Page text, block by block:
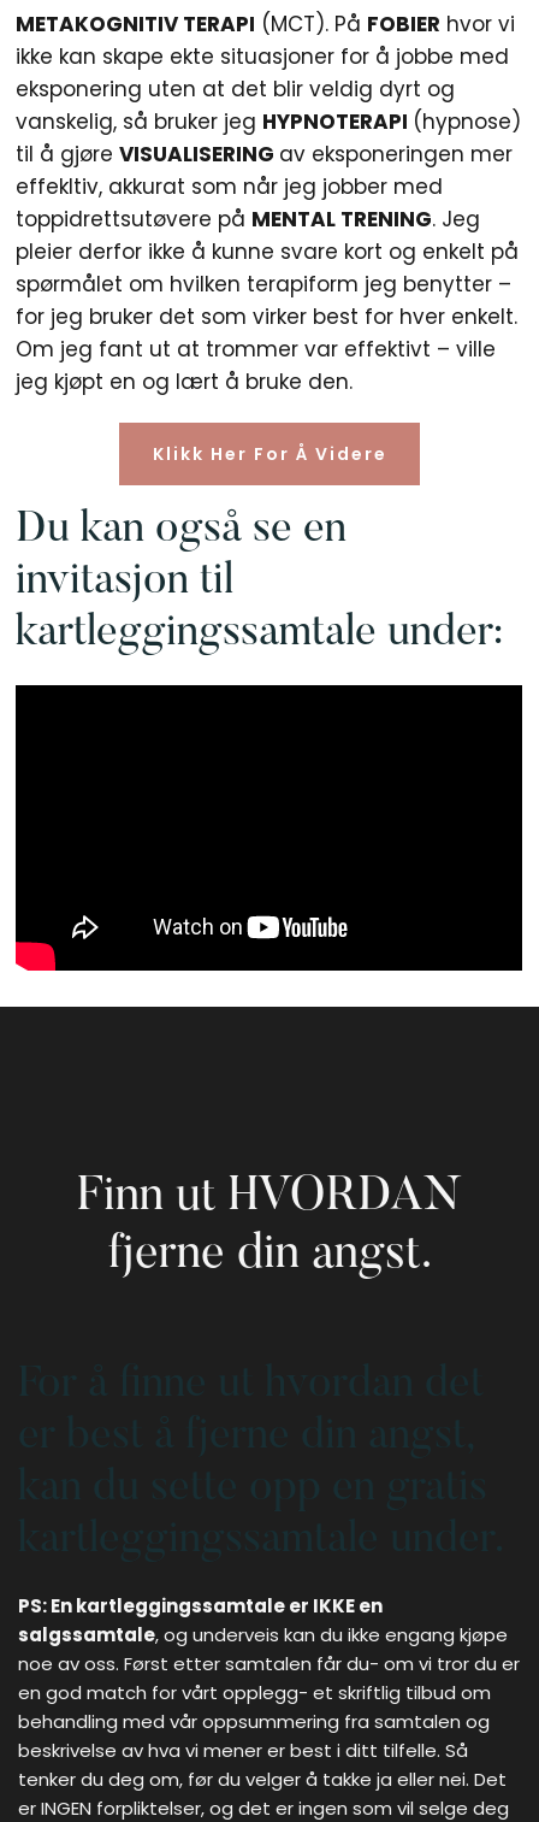
METAKOGNITIV TERAPI (MCT). På FOBIER hvor vi
ikke kan skape ekte situasjoner for å jobbe med
eksponering uten at det blir veldig dyrt og
vanskelig, så bruker jeg HYPNOTERAPI (hypnose)
til å gjøreVISUALISERING av eksponeringen mer
effekltiv, akkurat som når jeg jobber med
toppidrettsutøvere på MENTAL TRENING. Jeg
pleier derfor ikke å kunne svare kort og enkelt på
spørmålet om hvilken terapiform jeg benytter –
for jeg bruker det som virker best for hver enkelt.
Om jeg fant ut at trommer var effektivt – ville
jeg kjøpt en og lært å bruke den.
Klikk Her For Å Videre
Du kan også se en
invitasjon til
kartleggingssamtale under:
Finn ut HVORDAN
fjerne din angst.
PS: En kartleggingssamtale er IKKE en
salgssamtale, og underveis kan du ikke engang kjøpe
noe av oss. Først etter samtalen får du- om vi tror du er
en god match for vårt opplegg- et skriftlig tilbud om
behandling med vår oppsummering fra samtalen og
beskrivelse av hva vi mener er best i ditt tilfelle. Så
tenker du deg om, før du velger å takke ja eller nei. Det
er INGEN forpliktelser, og det er ingen som vil selge deg